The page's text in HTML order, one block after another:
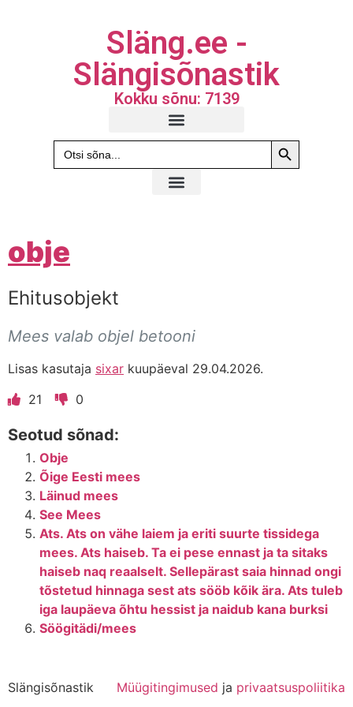
Släng.ee -
Slängisõnastik
Kokku sõnu: 7139
Search
for:
Search
obje
Ehitusobjekt
Mees valab objel betooni
Lisas kasutaja sixar kuupäeval 29.04.2026.
21
0
Seotud sõnad:
Obje
Õige Eesti mees
Läinud mees
See Mees
Ats. Ats on vähe laiem ja eriti suurte tissidega
mees. Ats haiseb. Ta ei pese ennast ja ta sitaks
haiseb naq reaalselt. Sellepärast saia hinnad ongi
tõstetud hinnaga sest ats sööb kõik ära. Ats tuleb
iga laupäeva õhtu hessist ja naidub kana burksi
Söögitädi/mees
Slängisõnastik Müügitingimused ja privaatsuspoliitika